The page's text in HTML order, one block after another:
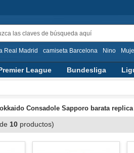
Real Madrid camiseta Barcelona Nino
League Bundesliga
Consadole Sapporo barata replica
10 productos)